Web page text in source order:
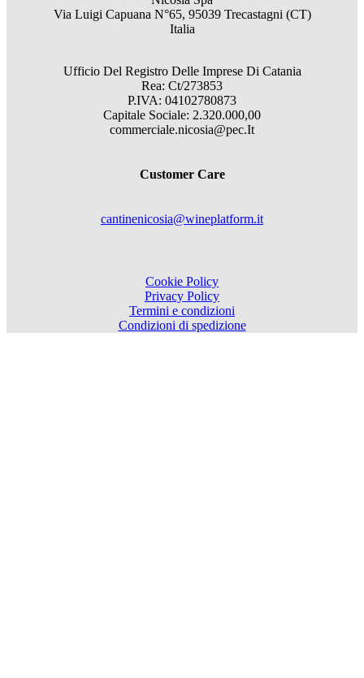
Via Luigi Capuana N°65, 95039 Trecastagni (CT)
Italia
Ufficio Del Registro Delle Imprese Di Catania
Rea: Ct/273853
P.IVA: 04102780873
Capitale Sociale: 2.320.000,00
commerciale.nicosia@pec.It
Customer Care
cantinenicosia@wineplatform.it
Cookie Policy
Privacy Policy
Termini e condizioni
Condizioni di spedizione